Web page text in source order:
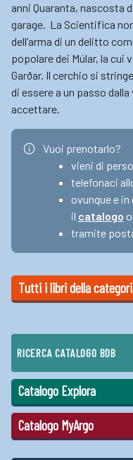
anni Quaranta, nascosta
garage. La Scientifica
dell’arma di un delitto
popolare dei Múlar, la cui
Garðar. Il cerchio si
di essere a un passo
accettare.
Vuoi prenotarlo?
vieni di
telefonaci
ovunque e
il catalogo
tramite
Tutti i libri della
RICERCA CATALOGO BDB
Catalogo Explora
Catalogo MyArgo